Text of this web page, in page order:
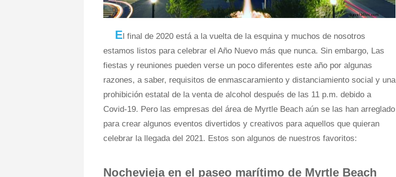
El final de 2020 está a la vuelta de la esquina y muchos de nosotros
estamos listos para celebrar el Año Nuevo más que nunca. Sin embargo, Las
fiestas y reuniones pueden verse un poco diferentes este año por algunas
razones, a saber, requisitos de enmascaramiento y distanciamiento social y una
prohibición estatal de la venta de alcohol después de las 11 p.m. debido a
Covid-19. Pero las empresas del área de Myrtle Beach aún se las han arreglado
para crear algunos eventos divertidos y creativos para aquellos que quieran
celebrar la llegada del 2021. Estos son algunos de nuestros favoritos:
Nochevieja en el paseo marítimo de Myrtle Beach